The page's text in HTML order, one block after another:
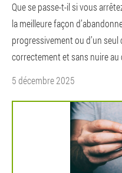
Que se passe-t-il si vous
la meilleure façon
progressivement ou d’un
correctement et sans nuire au
5 décembre 2025